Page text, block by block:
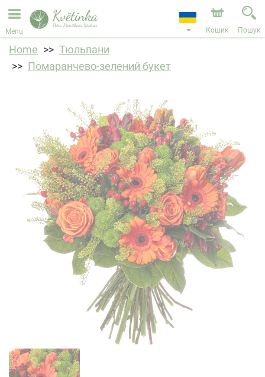
Ми приймаємо замовлення через наш інтернет-
магазин. Найближча можлива дата доставки —
11.08.2026 у зв’язку з відпусткою.
Menu Кошик Пошук
Home
Тюльпани
Помаранчево-зелений букет